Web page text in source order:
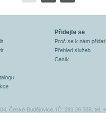
Přidejte se
Proč se k nám
Přehled služeb
Ceník
České Budějovice, IČ: 281 26 335, tel.